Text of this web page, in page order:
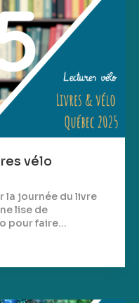
vélo
la journée du livre
lise de
pour faire...